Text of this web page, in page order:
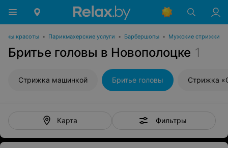
красоты • Парикмахерские услуги • Барбершопы • Мужские стрижки
Бритье головы в Новополоцке 1
Стрижка машинкой Бритье головы Стрижка
Карта Фильтры